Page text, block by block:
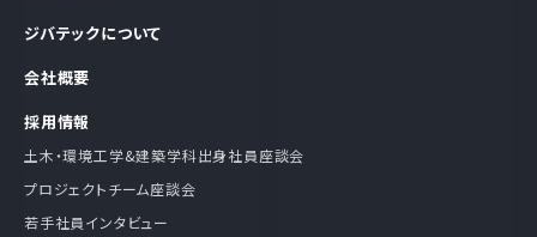
ジバテックについて
会社概要
採用情報
土木・環境工学&建築学科出身社員座談会
プロジェクトチーム座談会
若手社員インタビュー